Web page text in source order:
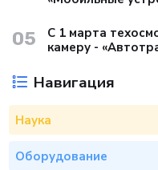
05
С 1 марта
камеру -
Навигация
Наука
Оборудование